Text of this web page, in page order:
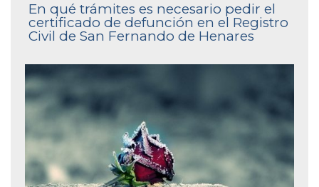
En qué trámites es necesario pedir el
certificado de defunción en el Registro
Civil de San Fernando de Henares